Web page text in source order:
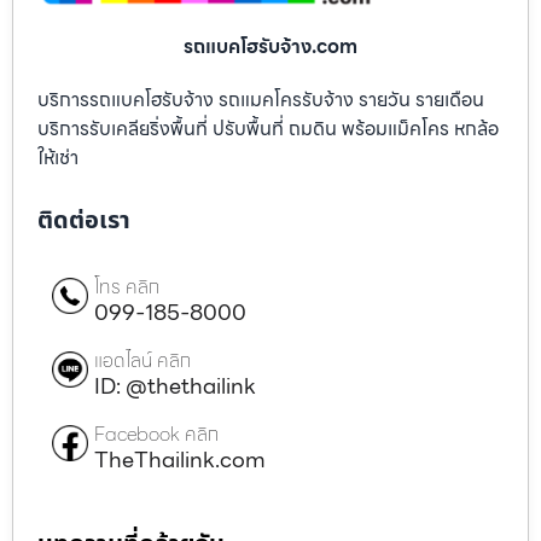
รถแบคโฮรับจ้าง.com
บริการรถแบคโฮรับจ้าง รถแมคโครรับจ้าง รายวัน รายเดือน
บริการรับเคลียริ่งพื้นที่ ปรับพื้นที่ ถมดิน พร้อมแม็คโคร หกล้อ
ให้เช่า
ติดต่อเรา
โทร คลิก
099-185-8000
แอดไลน์ คลิก
ID: @thethailink
Facebook คลิก
TheThailink.com